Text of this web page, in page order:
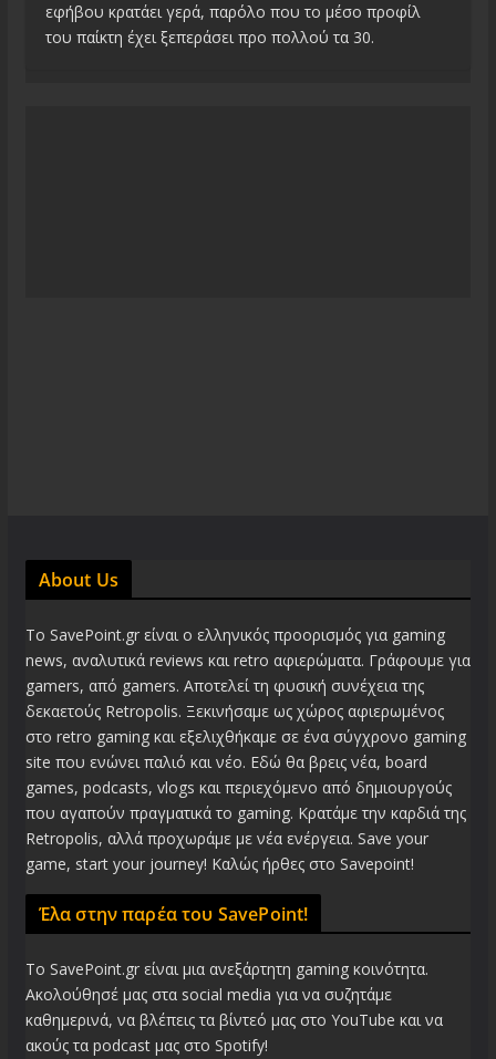
εφήβου κρατάει γερά, παρόλο που το μέσο προφίλ
του παίκτη έχει ξεπεράσει προ πολλού τα 30.
About Us
Το SavePoint.gr είναι ο ελληνικός προορισμός για gaming
news, αναλυτικά reviews και retro αφιερώματα. Γράφουμε για
gamers, από gamers. Αποτελεί τη φυσική συνέχεια της
δεκαετούς Retropolis. Ξεκινήσαμε ως χώρος αφιερωμένος
στο retro gaming και εξελιχθήκαμε σε ένα σύγχρονο gaming
site που ενώνει παλιό και νέο. Εδώ θα βρεις νέα, board
games, podcasts, vlogs και περιεχόμενο από δημιουργούς
που αγαπούν πραγματικά το gaming. Κρατάμε την καρδιά της
Retropolis, αλλά προχωράμε με νέα ενέργεια. Save your
game, start your journey! Καλώς ήρθες στο Savepoint!
Έλα στην παρέα του SavePoint!
Το SavePoint.gr είναι μια ανεξάρτητη gaming κοινότητα.
Ακολούθησέ μας στα social media για να συζητάμε
καθημερινά, να βλέπεις τα βίντεό μας στο YouTube και να
ακούς τα podcast μας στο Spotify!